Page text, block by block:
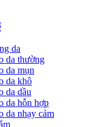
da
da thường
da mụn
da khô
da dầu
da hỗn hợp
da nhạy cảm